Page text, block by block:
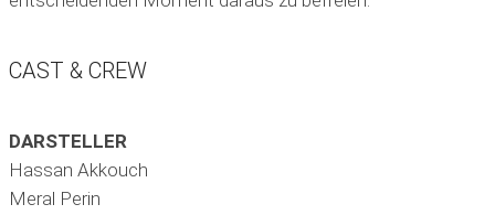
CAST & CREW
DARSTELLER
Hassan Akkouch
Meral Perin